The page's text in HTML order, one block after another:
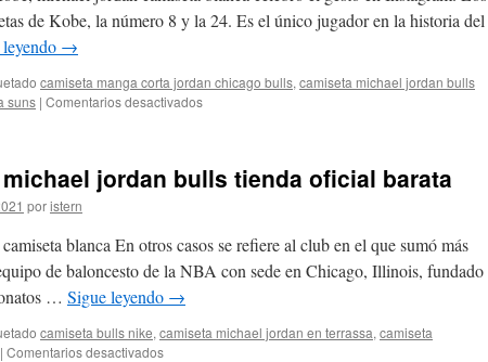
de Kobe, la número 8 y la 24. Es el único jugador en la historia del
→
camiseta manga corta jordan chicago bulls, camiseta michael jordan bulls
suns | Comentarios desactivadosen
chicago
jordan bulls tienda oficial barata
poristern
blanca En otros casos se refiere al club en el que sumó más
de baloncesto de la NBA con sede en Chicago, Illinois, fundado
… Sigue leyendo →
camiseta bulls nike, camiseta michael jordan en terrassa, camiseta
| Comentarios desactivadosen